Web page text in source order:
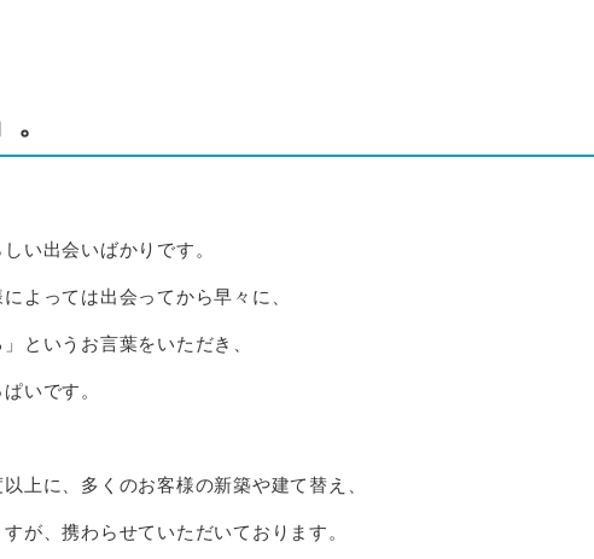
い出会いばかりです。
よっては出会ってから早々に、
というお言葉をいただき、
いです。
上に、多くのお客様の新築や建て替え、
が、携わらせていただいております。